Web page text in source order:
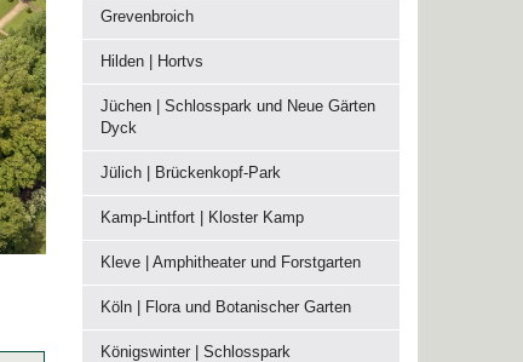
Grevenbroich
Hilden | Hortvs
Jüchen | Schlosspark und Neue Gärten
Dyck
Jülich | Brückenkopf-Park
Kamp-Lintfort | Kloster Kamp
Kleve | Amphitheater und Forstgarten
Köln | Flora und Botanischer Garten
Königswinter | Schlosspark